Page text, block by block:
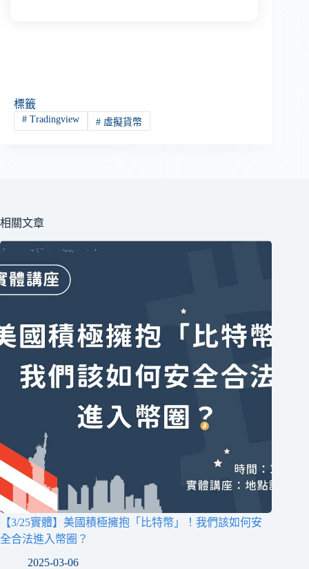
標籤
#Tradingview #虛擬貨幣
相關文章
【3/25實體】美國積極擁抱「比特幣」！我們該如何安
全合法進入幣圈？
2025-03-06